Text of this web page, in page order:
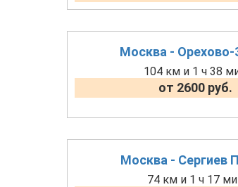
Москва - Орехово-
104 км и 1 ч 38
от 2600 руб.
Москва - Сергиев
74 км и 1 ч 17